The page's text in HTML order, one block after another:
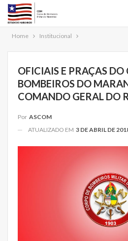
Home Institucional
OFICIAIS E PRAÇAS DO
BOMBEIROS DO
COMANDO GERAL DO
Por ASCOM
ATUALIZADO EM 3 DE ABRIL DE